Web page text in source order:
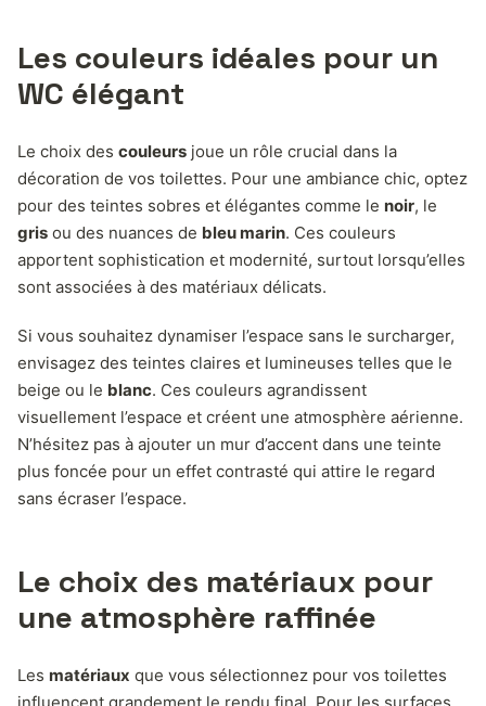
Les couleurs idéales pour un
WC élégant
Le choix des couleurs joue un rôle crucial dans la
décoration de vos toilettes. Pour une ambiance chic, optez
pour des teintes sobres et élégantes comme le noir, le
gris ou des nuances de bleu marin. Ces couleurs
apportent sophistication et modernité, surtout lorsqu’elles
sont associées à des matériaux délicats.
Si vous souhaitez dynamiser l’espace sans le surcharger,
envisagez des teintes claires et lumineuses telles que le
beige ou le blanc. Ces couleurs agrandissent
visuellement l’espace et créent une atmosphère aérienne.
N’hésitez pas à ajouter un mur d’accent dans une teinte
plus foncée pour un effet contrasté qui attire le regard
sans écraser l’espace.
Le choix des matériaux pour
une atmosphère raffinée
Les matériaux que vous sélectionnez pour vos toilettes
influencent grandement le rendu final. Pour les surfaces,